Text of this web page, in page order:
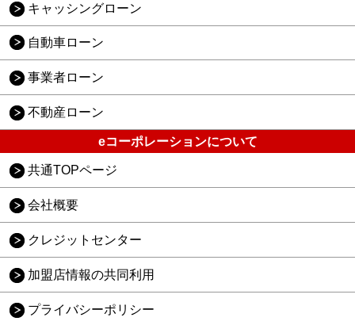
キャッシングローン
自動車ローン
事業者ローン
不動産ローン
eコーポレーションについて
共通TOPページ
会社概要
クレジットセンター
加盟店情報の共同利用
プライバシーポリシー